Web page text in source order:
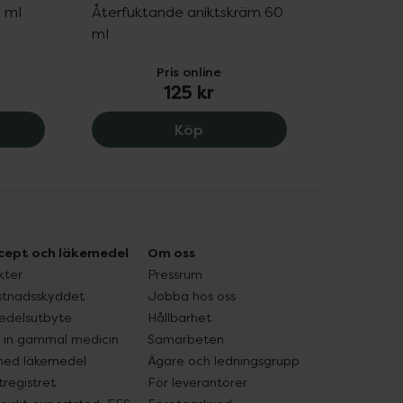
99 kr.
ml
Retinol Firming Ögon & Läppkräm, 235 kr.
Återfuktande aniktskräm 60
ml
Pris online
125 kr
Köp L300 Niacinamide matte
och läkemedel
in gammal medicin
läkemedel
Om oss
Pressrum
Jobba hos oss
Hållbarhet
Samarbeten
Ägare och ledningsgrupp
För leverantörer